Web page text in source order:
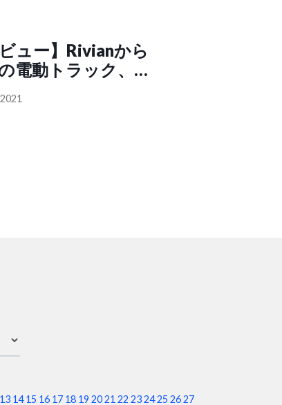
ビュー】Rivianから
電動トラック、
お気に入り機能と
13 14 15 16 17 18 19 2021 22 232425 2627